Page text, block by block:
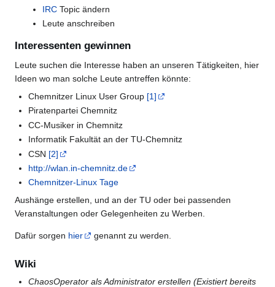
IRCTopic ändern
Leute anschreiben
Interessenten gewinnen
Leute suchen die Interesse haben an unseren Tätigkeiten, hier
Ideen wo man solche Leute antreffen könnte:
Chemnitzer Linux User Group [1]
Piratenpartei Chemnitz
CC-Musiker in Chemnitz
Informatik Fakultät an der TU-Chemnitz
CSN [2]
http://wlan.in-chemnitz.de
Chemnitzer-Linux Tage
Aushänge erstellen, und an der TU oder bei passenden
Veranstaltungen oder Gelegenheiten zu Werben.
Dafür sorgen hier genannt zu werden.
Wiki
ChaosOperator als Administrator erstellen (Existiert bereits